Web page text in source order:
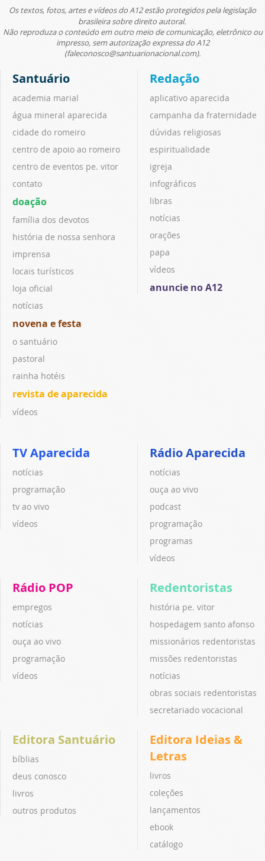
Os textos, fotos, artes e vídeos do A12 estão protegidos pela legislação
brasileira sobre direito autoral.
Não reproduza o conteúdo em outro meio de comunicação, eletrônico ou
impresso, sem autorização expressa do A12
(faleconosco@santuarionacional.com).
Santuário
academia marial
água mineral aparecida
cidade do romeiro
centro de apoio ao romeiro
centro de eventos pe. vitor
contato
doação
família dos devotos
história de nossa senhora
imprensa
locais turísticos
loja oficial
notícias
novena e festa
o santuário
pastoral
rainha hotéis
revista de aparecida
vídeos
Redação
aplicativo aparecida
campanha da fraternidade
dúvidas religiosas
espiritualidade
igreja
infográficos
libras
notícias
orações
papa
vídeos
anuncie no A12
TV Aparecida
notícias
programação
tv ao vivo
vídeos
Rádio Aparecida
notícias
ouça ao vivo
podcast
programação
programas
vídeos
Rádio POP
empregos
notícias
ouça ao vivo
programação
vídeos
Redentoristas
história pe. vitor
hospedagem santo afonso
missionários redentoristas
missões redentoristas
notícias
obras sociais redentoristas
secretariado vocacional
Editora Santuário
bíblias
deus conosco
livros
outros produtos
Editora Ideias &
Letras
livros
coleções
lançamentos
ebook
catálogo